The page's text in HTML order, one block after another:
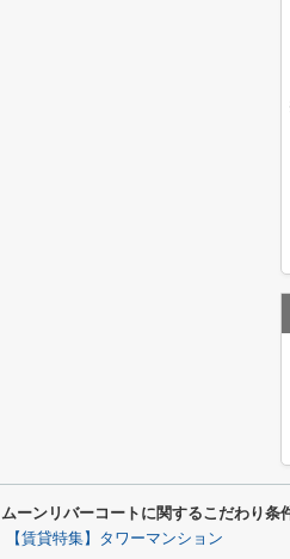
ムーンリバーコートに関するこだわり条
【賃貸特集】タワーマンション